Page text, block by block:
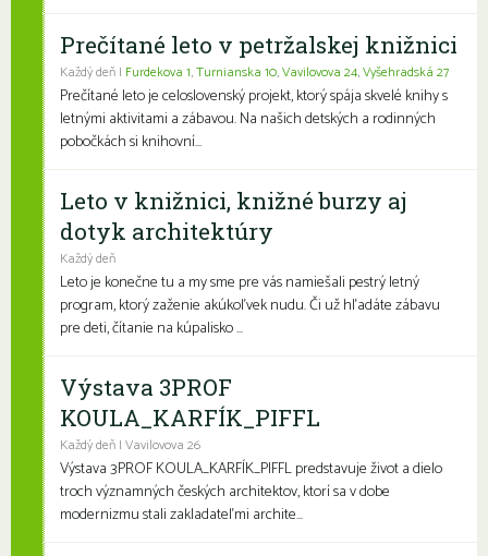
Prečítané leto v petržalskej knižnici
Každý deň | Furdekova 1,Turnianska 10,Vavilovova 24,Vyšehradská 27
Prečítané leto je celoslovenský projekt, ktorý spája skvelé knihy s
letnými aktivitami a zábavou. Na našich detských a rodinných
pobočkách si knihovní...
Leto v knižnici, knižné burzy aj
dotyk architektúry
Každý deň
Leto je konečne tu a my sme pre vás namiešali pestrý letný
program, ktorý zaženie akúkoľvek nudu. Či už hľadáte zábavu
pre deti, čítanie na kúpalisko ...
Výstava 3PROF
KOULA_KARFÍK_PIFFL
Každý deň | Vavilovova 26
Výstava 3PROF KOULA_KARFÍK_PIFFL predstavuje život a dielo
troch významných českých architektov, ktorí sa v dobe
modernizmu stali zakladateľmi archite...